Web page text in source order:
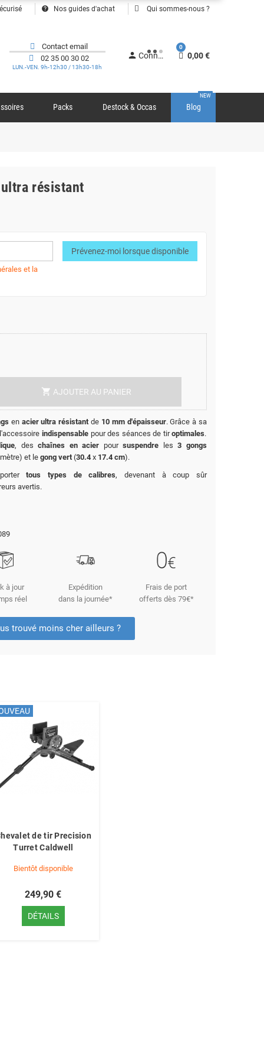
help Nos guides d'achat Qui sommes-nous ?
Contact email
02 35 00 30 02
LUN.-VEN. 9h-12h30 / 13h30-18h
person Connexion
0
0,00 €
Packs Destock & Occas Blog
NEW
résistant
et la
Prévenez-moi lorsque disponible
shopping_cart AJOUTER AU PANIER
en acier ultra résistant de 10 mm d'épaisseur. Grâce à sa
indispensablepour des séances de tiroptimales.
, deschaînes en acier poursuspendre les3 gongs
et le gong vert (30.4 x 17.4 cm).
tous types de calibres, devenant à coup sûr
avertis.
à jour
réel
Expédition
dans la journée*
Frais de port
offerts dès 79€*
trouvé moins cher ailleurs ?
de tir Precision
Turret Caldwell
Bientôt disponible
249,90 €
DÉTAILS